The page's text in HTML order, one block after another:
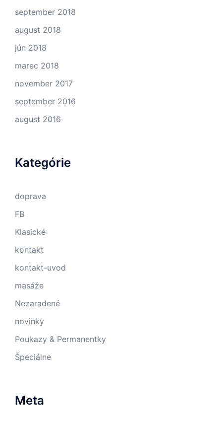
september 2018
august 2018
jún 2018
marec 2018
november 2017
september 2016
august 2016
Kategórie
doprava
FB
Klasické
kontakt
kontakt-uvod
masáže
Nezaradené
novinky
Poukazy & Permanentky
Špeciálne
Meta